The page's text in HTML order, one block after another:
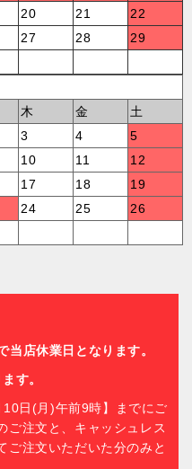
20 21
22
27 28
29
木 金
土
3 4
5
10 11
12
17 18
19
24 25
26
店休業日となります。
す。
日(月)午前9時】までにご
ご注文と、キャッシュレス
ご注文いただいた分のみと